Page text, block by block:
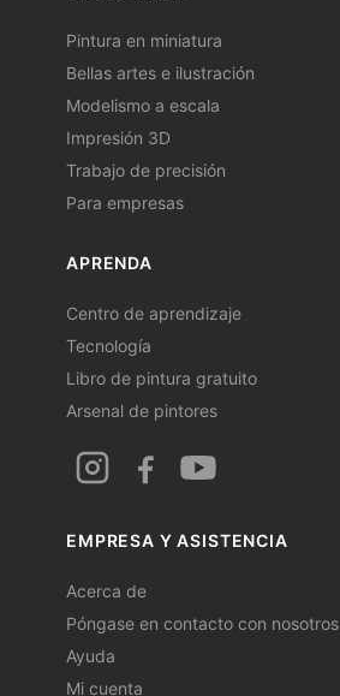
Pintura en miniatura
Bellas artes e ilustración
Modelismo a escala
Impresión 3D
Trabajo de precisión
Para empresas
APRENDA
Centro de aprendizaje
Tecnología
Libro de pintura gratuito
Arsenal de pintores
EMPRESA Y ASISTENCIA
Acerca de
Póngase en contacto con nosotros
Ayuda
Mi cuenta